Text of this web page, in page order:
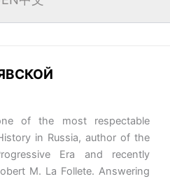
of the most respectable
in Russia, author of the
Era and recently
M. La Follete. Answering